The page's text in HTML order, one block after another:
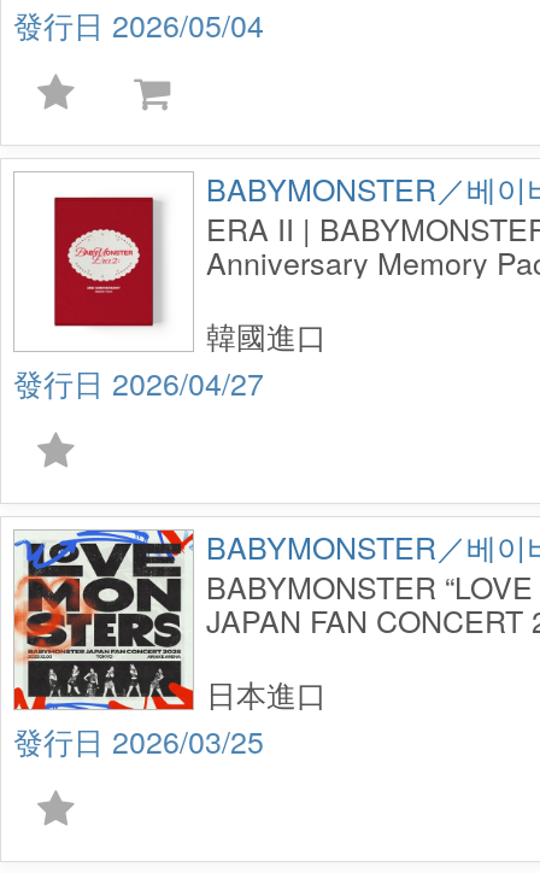
2026/05/04
BABYMONSTER／베이
ERA II |
Anniversary Memory
2026/04/27
韓國進口
BABYMONSTER／베이
BABYMONSTER
JAPAN FAN CONCERT
2026/03/25
日本進口